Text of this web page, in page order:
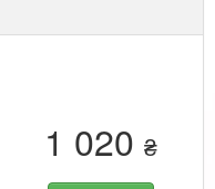
1 020 ₴